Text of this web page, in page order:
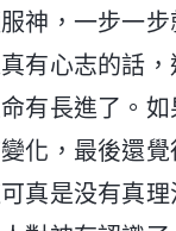
神，一步一步
有心志的話，
有長進了。如
化，最後還覺
真是没有真理